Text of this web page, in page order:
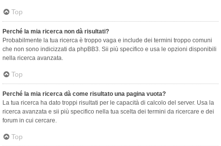
Top
Perché la mia ricerca non dà risultati?
Probabilmente la tua ricerca è troppo vaga e include dei termini troppo comuni
che non sono indicizzati da phpBB3. Sii più specifico e usa le opzioni disponibili
nella ricerca avanzata.
Top
Perché la mia ricerca dà come risultato una pagina vuota?
La tua ricerca ha dato troppi risultati per le capacità di calcolo del server. Usa la
ricerca avanzata e sii più specifico nella tua scelta dei termini da ricercare e dei
forum in cui cercare.
Top